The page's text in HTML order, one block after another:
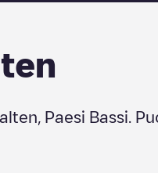
Paesi Bassi .